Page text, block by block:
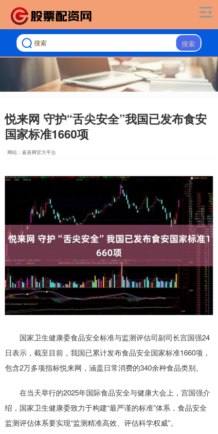
搜索
悦来网 守护“舌尖安全”我国已发布食安
国家标准1660项
网站：嘉喜网官方平台
国家卫生健康委食品安全标准与监测评估司副司长宫国强24
日表示，截至目前，我国已累计发布食品安全国家标准1660项，
包含2万多项指标悦来网，涵盖日常消费的340余种食品类别。
在当天举行的2025年国际食品安全与健康大会上，宫国强介
绍，国家卫生健康委致力于构建“最严谨的标准”体系，食品安全
监测评估体系要实现“监测精准高效、评估科学权威”。